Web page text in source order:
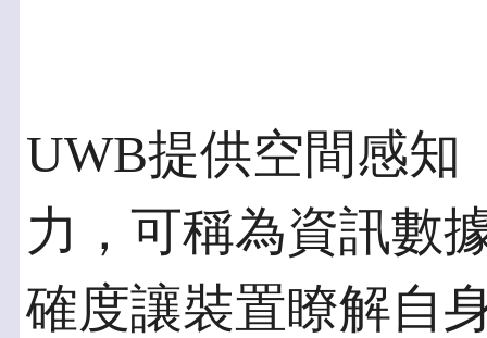
UWB提供空間感知
力，可稱為資訊數
確度讓裝置瞭解自